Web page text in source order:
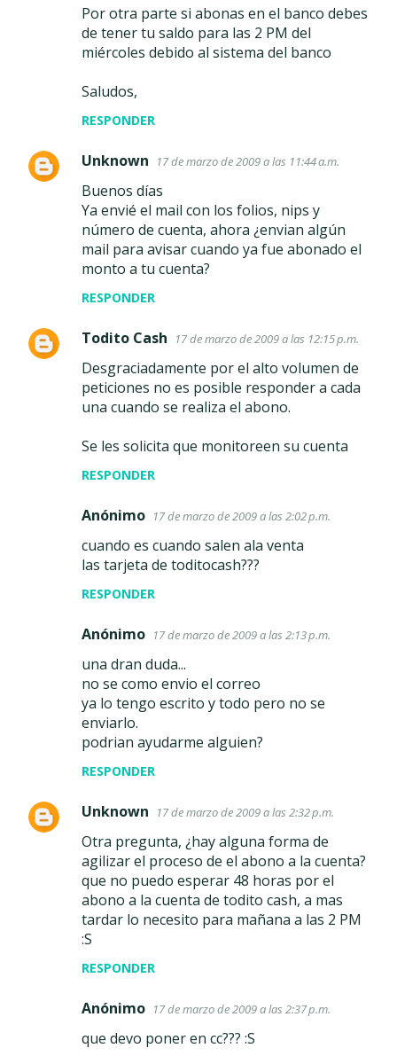
Por otra parte si abonas en el banco debes
de tener tu saldo para las 2 PM del
miércoles debido al sistema del banco
Saludos,
RESPONDER
Unknown 17 de marzo de 2009 a las 11:44 a.m.
Buenos días
Ya envié el mail con los folios, nips y
número de cuenta, ahora ¿envian algún
mail para avisar cuando ya fue abonado el
monto a tu cuenta?
RESPONDER
Todito Cash 17 de marzo de 2009 a las 12:15 p.m.
Desgraciadamente por el alto volumen de
peticiones no es posible responder a cada
una cuando se realiza el abono.
Se les solicita que monitoreen su cuenta
RESPONDER
Anónimo 17 de marzo de 2009 a las 2:02 p.m.
cuando es cuando salen ala venta
las tarjeta de toditocash???
RESPONDER
Anónimo 17 de marzo de 2009 a las 2:13 p.m.
una dran duda...
no se como envio el correo
ya lo tengo escrito y todo pero no se
enviarlo.
podrian ayudarme alguien?
RESPONDER
Unknown 17 de marzo de 2009 a las 2:32 p.m.
Otra pregunta, ¿hay alguna forma de
agilizar el proceso de el abono a la cuenta?
que no puedo esperar 48 horas por el
abono a la cuenta de todito cash, a mas
tardar lo necesito para mañana a las 2 PM
:S
RESPONDER
Anónimo 17 de marzo de 2009 a las 2:37 p.m.
que devo poner en cc??? :S